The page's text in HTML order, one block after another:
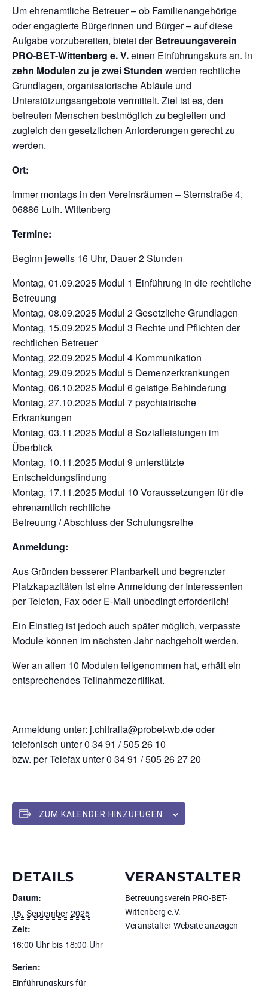
Um ehrenamtliche Betreuer – ob Familienangehörige
oder engagierte Bürgerinnen und Bürger – auf diese
Aufgabe vorzubereiten, bietet derBetreuungsverein
PRO-BET-Wittenberg e. V.einen Einführungskurs an. In
zehn Modulen zu je zwei Stunden werden rechtliche
Grundlagen, organisatorische Abläufe und
Unterstützungsangebote vermittelt. Ziel ist es, den
betreuten Menschen bestmöglich zu begleiten und
zugleich den gesetzlichen Anforderungen gerecht zu
werden.
Ort:
immer montags in den Vereinsräumen – Sternstraße 4,
06886 Luth. Wittenberg
Termine:
Beginn jeweils 16 Uhr, Dauer 2 Stunden
Montag, 01.09.2025 Modul 1 Einführung in die rechtliche
Betreuung
Montag, 08.09.2025 Modul 2 Gesetzliche Grundlagen
Montag, 15.09.2025 Modul 3 Rechte und Pflichten der
rechtlichen Betreuer
Montag, 22.09.2025 Modul 4 Kommunikation
Montag, 29.09.2025 Modul 5 Demenzerkrankungen
Montag, 06.10.2025 Modul 6 geistige Behinderung
Montag, 27.10.2025 Modul 7 psychiatrische
Erkrankungen
Montag, 03.11.2025 Modul 8 Sozialleistungen im
Überblick
Montag, 10.11.2025 Modul 9 unterstützte
Entscheidungsfindung
Montag, 17.11.2025 Modul 10 Voraussetzungen für die
ehrenamtlich rechtliche
Betreuung / Abschluss der Schulungsreihe
Anmeldung:
Aus Gründen besserer Planbarkeit und begrenzter
Platzkapazitäten ist eine Anmeldung der Interessenten
per Telefon, Fax oder E-Mail unbedingt erforderlich!
Ein Einstieg ist jedoch auch später möglich, verpasste
Module können im nächsten Jahr nachgeholt werden.
Wer an allen 10 Modulen teilgenommen hat, erhält ein
entsprechendes Teilnahmezertifikat.
Anmeldung unter: j.chitralla@probet-wb.de oder
telefonisch unter 0 34 91 / 505 26 10
bzw. per Telefax unter 0 34 91 / 505 26 27 20
ZUM KALENDER HINZUFÜGEN
DETAILS
Datum:
15. September 2025
Zeit:
16:00 Uhr bis 18:00 Uhr
Serien:
Einführungskurs für
VERANSTALTER
Betreuungsverein PRO-BET-
Wittenberg e.V.
Veranstalter-Website anzeigen